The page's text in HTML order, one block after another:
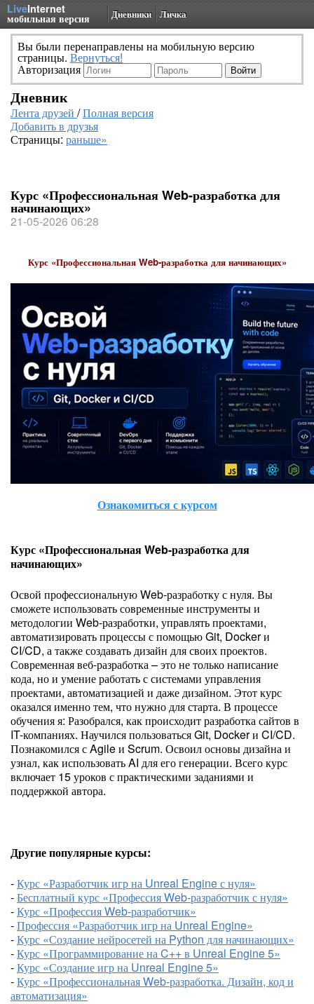
LiveInternet
мобильная версия Дневники Личка
Вы были перенаправлены на мобильную версию
страницы. Вернуться!
Авторизация
Дневник
Лента друзей /Полная версия
Добавить в друзья
Страницы: раньше»
Курс «Профессиональная Web-разработка для
начинающих»
21-05-2026 06:28
Курс «Профессиональная Web-разработка для начинающих»
Ознакомиться с курсом
Курс «Профессиональная Web-разработка для
начинающих»
Освой профессиональную Web‑разработку с нуля. Вы
сможете использовать современные инструменты и
методологии Web-разработки, управлять проектами,
автоматизировать процессы с помощью Git, Docker и
CI/CD, а также создавать дизайн для своих проектов.
Современная веб-разработка – это не только написание
кода, но и умение работать с системами управления
проектами, автоматизацией и даже дизайном. Этот курс
оказался именно тем, что нужно для старта. В процессе
обучения я: Разобрался, как происходит разработка сайтов в
IT-компаниях. Научился пользоваться Git, Docker и CI/CD.
Познакомился с Agile и Scrum. Освоил основы дизайна и
узнал, как использовать AI для его генерации. Всего курс
включает 15 уроков с практическими заданиями и
поддержкой автора.
Другие популярные курсы:
-Курс «Разработчик игр на Unreal Engine с нуля»
-Бесплатный курс «Профессия Web-разработчик с нуля»
-Курс «Профессия Web-разработчик»
-Профессия «Разработчик игр на Unreal Engine»
-Курс «Создание нейросетей на Python для начинающих»
-Курс «Программирование на C++ в Unreal Engine 5»
-Курс «Создание игр на Unreal Engine 5»
-Курс «Профессиональная Web-разработка. Дизайн, код и
автоматизация»